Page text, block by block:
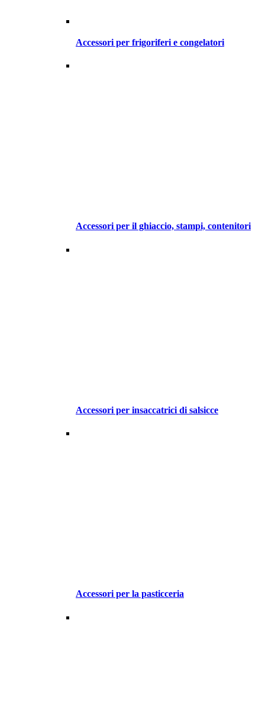
Accessori per frigoriferi e congelatori
Accessori per il ghiaccio, stampi, contenitori
Accessori per insaccatrici di salsicce
Accessori per la pasticceria